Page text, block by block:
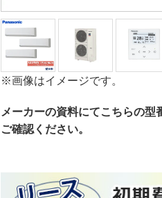
※画像はイメージです。
メーカーの資料にてこちらの型
ご確認ください。